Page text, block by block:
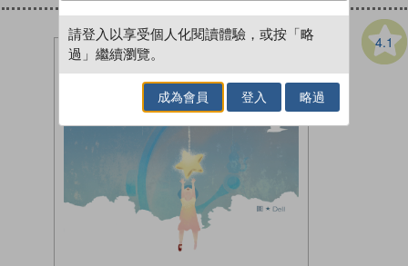
4.1
請登入以享受個人化閱讀體驗，或按「略
過」繼續瀏覽。
成為會員 登入 略過